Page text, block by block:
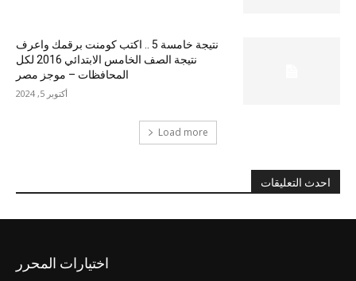
نتيجة خامسة 5 .. اكتب كومنت برقمك واعرف
نتيجة الصف الخامس الابتدائي 2016 لكل
المحافظات – موجز مصر
أكتوبر 5, 2024
Load more
احدث التعليقات
اختيارات المحرر